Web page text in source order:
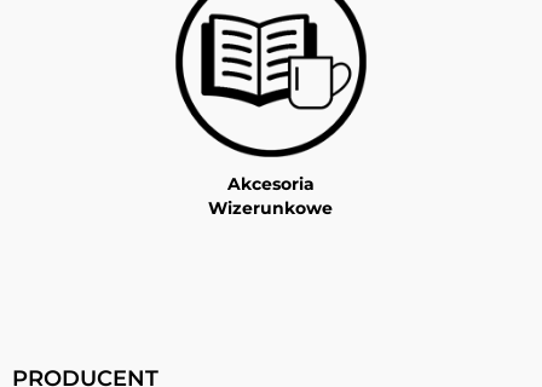
Akcesoria
Wizerunkowe
PRODUCENT